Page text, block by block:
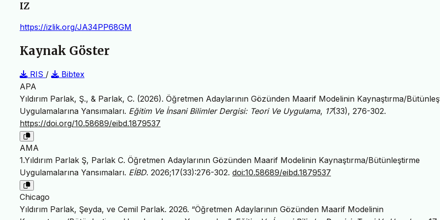
IZ
https://izlik.org/JA34PP68GM
Kaynak Göster
RIS /
Bibtex
APA
Yıldırım Parlak, Ş., & Parlak, C. (2026). Öğretmen Adaylarının Gözünden Maarif Modelinin Kaynaştırma/
Uygulamalarına Yansımaları. Eğitim Ve İnsani Bilimler Dergisi: Teori Ve Uygulama, 17(33), 276-302.
https://doi.org/10.58689/eibd.1879537
AMA
1.Yıldırım Parlak Ş, Parlak C. Öğretmen Adaylarının Gözünden Maarif Modelinin Kaynaştırma/Bütünleştirme
Uygulamalarına Yansımaları. EİBD. 2026;17(33):276-302. doi:10.58689/eibd.1879537
Chicago
Yıldırım Parlak, Şeyda, ve Cemil Parlak. 2026. “Öğretmen Adaylarının Gözünden Maarif Modelinin